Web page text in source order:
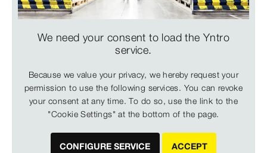
We need your consent to load the Yntro
service.
Because we value your privacy, we hereby request your
permission to use the following services. You can revoke
your consent at any time. To do so, use the link to the
"Cookie Settings" at the bottom of the page.
CONFIGURE SERVICE ACCEPT